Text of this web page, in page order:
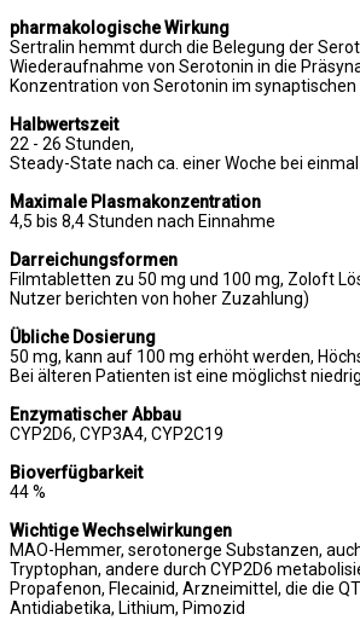
pharmakologische Wirkung
Sertralin hemmt durch die Belegung der
Wiederaufnahme von Serotonin in die
Konzentration von Serotonin im synaptischen
Halbwertszeit
22 - 26 Stunden,
Steady-State nach ca. einer Woche bei
Maximale Plasmakonzentration
4,5 bis 8,4 Stunden nach Einnahme
Darreichungsformen
Filmtabletten zu 50 mg und 100 mg, Zoloft
Nutzer berichten von hoher Zuzahlung)
Übliche Dosierung
50 mg, kann auf 100 mg erhöht werden,
Bei älteren Patienten ist eine möglichst
Enzymatischer Abbau
CYP2D6, CYP3A4, CYP2C19
Bioverfügbarkeit
44 %
Wichtige Wechselwirkungen
MAO-Hemmer, serotonerge Substanzen,
Tryptophan, andere durch CYP2D6
Propafenon, Flecainid, Arzneimittel, die die
Antidiabetika, Lithium, Pimozid